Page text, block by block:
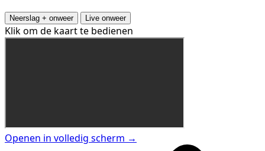
Neerslag + onweer Live onweer
Klik om de kaart te bedienen
Openen in volledig scherm →